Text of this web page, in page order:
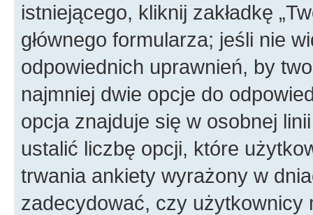
istniejącego, kliknij zakładkę
głównego formularza; jeśli nie
odpowiednich uprawnień, by
najmniej dwie opcje do
opcja znajduje się w osobnej
ustalić liczbę opcji, które
trwania ankiety wyrażony w
zadecydować, czy użytkownicy